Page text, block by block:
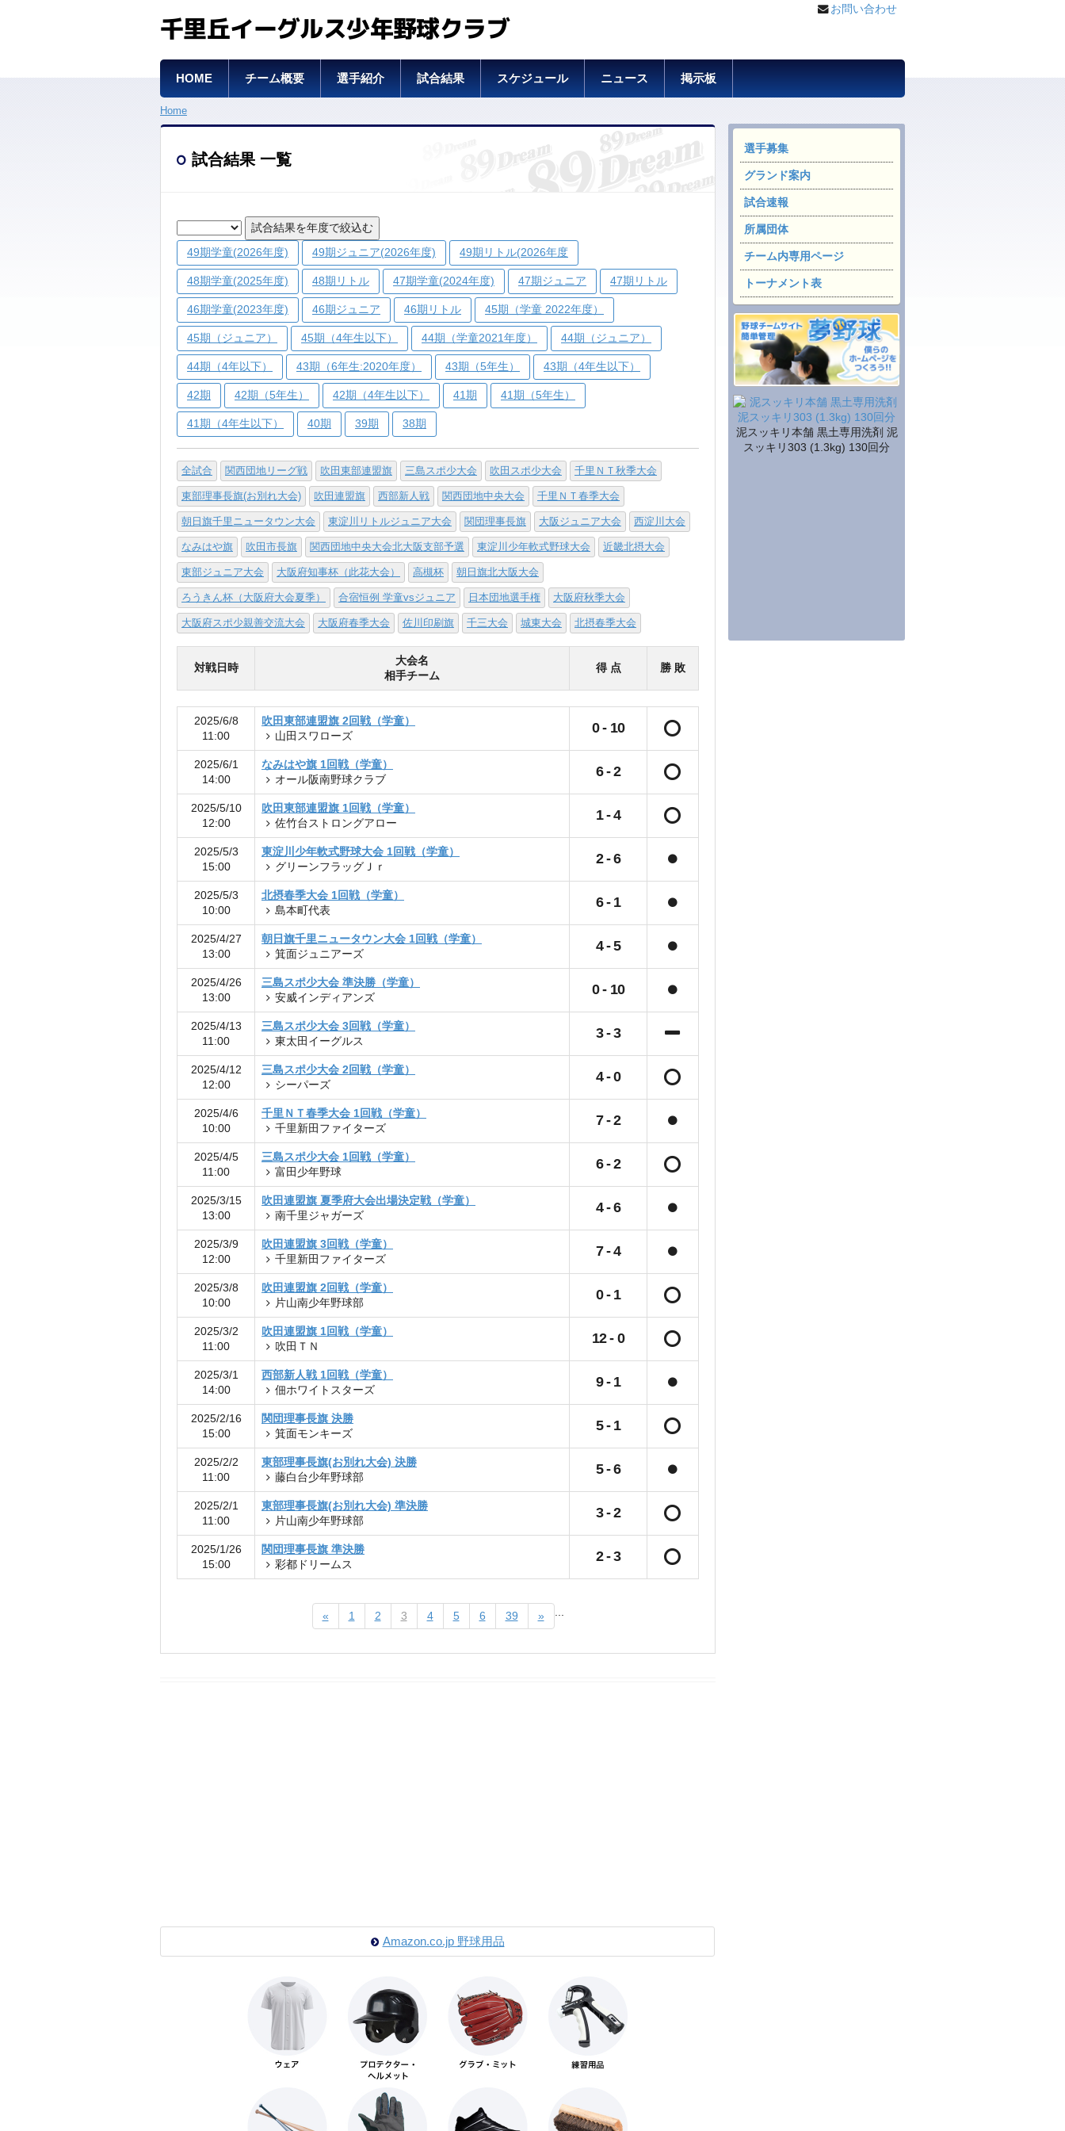
千里丘イーグルス少年野球クラブ
お問い合わせ
HOME チーム概要 選手紹介 試合結果 スケジュール ニュース 掲示板
選手募集
グランド案内
試合速報
所属団体
チーム内専用ページ
トーナメント表
泥スッキリ本舗 黒土専用洗剤 泥
スッキリ303 (1.3kg) 130回分
Home
試合結果 一覧
試合結果を年度で絞込む
49期学童(2026年度) 49期ジュニア(2026年度) 49期リトル(2026年度
48期学童(2025年度) 48期リトル 47期学童(2024年度) 47期ジュニア 47期リトル
46期学童(2023年度) 46期ジュニア 46期リトル 45期（学童 2022年度）
45期（ジュニア） 45期（4年生以下） 44期（学童2021年度） 44期（ジュニア）
44期（4年以下） 43期（6年生:2020年度） 43期（5年生） 43期（4年生以下）
42期 42期（5年生） 42期（4年生以下） 41期 41期（5年生）
41期（4年生以下） 40期 39期 38期
全試合 関西団地リーグ戦 吹田東部連盟旗 三島スポ少大会 吹田スポ少大会 千里ＮＴ秋季大会
東部理事長旗(お別れ大会) 吹田連盟旗 西部新人戦 関西団地中央大会 千里ＮＴ春季大会
朝日旗千里ニュータウン大会 東淀川リトルジュニア大会 関団理事長旗 大阪ジュニア大会 西淀川大会
なみはや旗 吹田市長旗 関西団地中央大会北大阪支部予選 東淀川少年軟式野球大会 近畿北摂大会
東部ジュニア大会 大阪府知事杯（此花大会） 高槻杯 朝日旗北大阪大会
ろうきん杯（大阪府大会夏季） 合宿恒例 学童vsジュニア 日本団地選手権 大阪府秋季大会
大阪府スポ少親善交流大会 大阪府春季大会 佐川印刷旗 千三大会 城東大会 北摂春季大会
対戦日時
大会名
相手チーム
得 点 勝 敗
2025/6/8
11:00
吹田東部連盟旗 2回戦（学童）
山田スワローズ
0- 10
2025/6/1
14:00
なみはや旗 1回戦（学童）
オール阪南野球クラブ
6-2
2025/5/10
12:00
吹田東部連盟旗 1回戦（学童）
佐竹台ストロングアロー
1-4
2025/5/3
15:00
東淀川少年軟式野球大会 1回戦（学童）
グリーンフラッグＪｒ
2-6
2025/5/3
10:00
北摂春季大会 1回戦（学童）
島本町代表
6- 1
2025/4/27
13:00
朝日旗千里ニュータウン大会 1回戦（学童）
箕面ジュニアーズ
4-5
2025/4/26
13:00
三島スポ少大会 準決勝（学童）
安威インディアンズ
0- 10
2025/4/13
11:00
三島スポ少大会 3回戦（学童）
東太田イーグルス
3-3
2025/4/12
12:00
三島スポ少大会 2回戦（学童）
シーパーズ
4-0
2025/4/6
10:00
千里ＮＴ春季大会 1回戦（学童）
千里新田ファイターズ
7-2
2025/4/5
11:00
三島スポ少大会 1回戦（学童）
富田少年野球
6-2
2025/3/15
13:00
吹田連盟旗 夏季府大会出場決定戦（学童）
南千里ジャガーズ
4-6
2025/3/9
12:00
吹田連盟旗 3回戦（学童）
千里新田ファイターズ
7-4
2025/3/8
10:00
吹田連盟旗 2回戦（学童）
片山南少年野球部
0- 1
2025/3/2
11:00
吹田連盟旗 1回戦（学童）
吹田ＴＮ
12- 0
2025/3/1
14:00
西部新人戦 1回戦（学童）
佃ホワイトスターズ
9- 1
2025/2/16
15:00
関団理事長旗 決勝
箕面モンキーズ
5- 1
2025/2/2
11:00
東部理事長旗(お別れ大会) 決勝
藤白台少年野球部
5-6
2025/2/1
11:00
東部理事長旗(お別れ大会) 準決勝
片山南少年野球部
3-2
2025/1/26
15:00
関団理事長旗 準決勝
彩都ドリームス
2-3
« 1 2 3 4 5 6 ...
39 »
Amazon.co.jp 野球用品